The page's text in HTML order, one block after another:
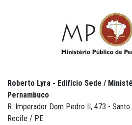
Roberto Lyra - Edifício Sede /
Pernambuco
R. Imperador Dom Pedro II, 473 -
Recife / PE